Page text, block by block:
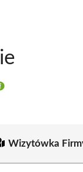
Wizytówka